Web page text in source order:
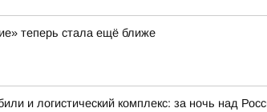
теперь стала ещё ближе
и логистический комплекс: за ночь над